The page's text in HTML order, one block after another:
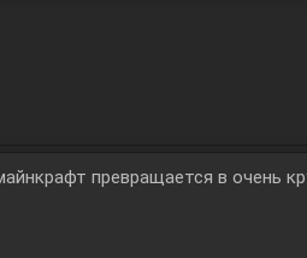
превращается в очень